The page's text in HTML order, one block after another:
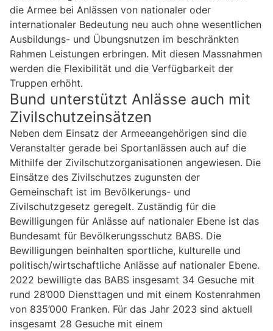
die Armee bei Anlässen von nationaler oder
internationaler Bedeutung neu auch ohne wesentlichen
Ausbildungs- und Übungsnutzen im beschränkten
Rahmen Leistungen erbringen. Mit diesen Massnahmen
werden die Flexibilität und die Verfügbarkeit der
Truppen erhöht.
Bund unterstützt Anlässe auch mit
Zivilschutzeinsätzen
Neben dem Einsatz der Armeeangehörigen sind die
Veranstalter gerade bei Sportanlässen auch auf die
Mithilfe der Zivilschutzorganisationen angewiesen. Die
Einsätze des Zivilschutzes zugunsten der
Gemeinschaft ist im Bevölkerungs- und
Zivilschutzgesetz geregelt. Zuständig für die
Bewilligungen für Anlässe auf nationaler Ebene ist das
Bundesamt für Bevölkerungsschutz BABS. Die
Bewilligungen beinhalten sportliche, kulturelle und
politisch/wirtschaftliche Anlässe auf nationaler Ebene.
2022 bewilligte das BABS insgesamt 34 Gesuche mit
rund 28’000 Diensttagen und mit einem Kostenrahmen
von 835’000 Franken. Für das Jahr 2023 sind aktuell
insgesamt 28 Gesuche mit einem